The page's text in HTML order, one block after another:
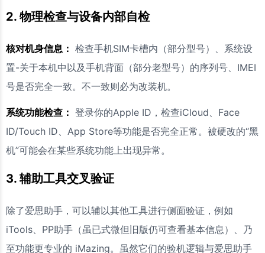
2. 物理检查与设备内部自检
核对机身信息： 检查手机SIM卡槽内（部分型号）、系统设
置-关于本机中以及手机背面（部分老型号）的序列号、IMEI
号是否完全一致。不一致则必为改装机。
系统功能检查： 登录你的Apple ID，检查iCloud、Face
ID/Touch ID、App Store等功能是否完全正常。被硬改的“黑
机”可能会在某些系统功能上出现异常。
3. 辅助工具交叉验证
除了爱思助手，可以辅以其他工具进行侧面验证，例如
iTools、PP助手（虽已式微但旧版仍可查看基本信息）、乃
至功能更专业的 iMazing。虽然它们的验机逻辑与爱思助手